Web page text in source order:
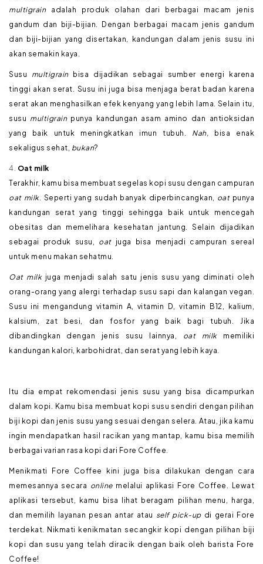
multigrainadalah produk olahan dari berbagai macam jenis
gandum dan biji-bijian. Dengan berbagai macam jenis gandum
dan biji-bijian yang disertakan, kandungan dalam jenis susu ini
akan semakin kaya.
Susu multigrainbisa dijadikan sebagai sumber energi karena
tinggi akan serat. Susu ini juga bisa menjaga berat badan karena
serat akan menghasilkan efek kenyang yang lebih lama. Selain itu,
susu multigrainpunya kandungan asam amino dan antioksidan
yang baik untuk meningkatkan imun tubuh. Nah, bisa enak
sekaligus sehat, bukan?
Oat milk
Terakhir, kamu bisa membuat segelas kopi susu dengan campuran
oat milk. Seperti yang sudah banyak diperbincangkan, oat punya
kandungan serat yang tinggi sehingga baik untuk mencegah
obesitas dan memelihara kesehatan jantung. Selain dijadikan
sebagai produk susu, oat juga bisa menjadi campuran sereal
untuk menu makan sehatmu.
Oat milk juga menjadi salah satu jenis susu yang diminati oleh
orang-orang yang alergi terhadap susu sapi dan kalangan vegan.
Susu ini mengandung vitamin A, vitamin D, vitamin B12, kalium,
kalsium, zat besi, dan fosfor yang baik bagi tubuh. Jika
dibandingkan dengan jenis susu lainnya, oat milk memiliki
kandungan kalori, karbohidrat, dan serat yang lebih kaya.
Itu dia empat rekomendasi jenis susu yang bisa dicampurkan
dalam kopi. Kamu bisa membuat kopi susu sendiri dengan pilihan
biji kopi dan jenis susu yang sesuai dengan selera. Atau, jika kamu
ingin mendapatkan hasil racikan yang mantap, kamu bisa memilih
berbagai varian rasa kopi dari Fore Coffee.
Menikmati Fore Coffee kini juga bisa dilakukan dengan cara
memesannya secara online melalui aplikasi Fore Coffee. Lewat
aplikasi tersebut, kamu bisa lihat beragam pilihan menu, harga,
dan memilih layanan pesan antar atau self pick-updi gerai Fore
terdekat. Nikmati kenikmatan secangkir kopi dengan pilihan biji
kopi dan susu yang telah diracik dengan baik oleh barista Fore
Coffee!